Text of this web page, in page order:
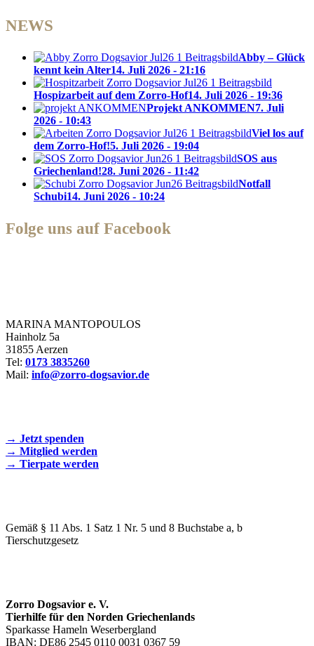
NEWS
Abby – Glück
kennt kein Alter14. Juli 2026 - 21:16
Hospizarbeit auf dem Zorro-Hof14. Juli 2026 - 19:36
Projekt ANKOMMEN7. Juli
2026 - 10:43
Viel los auf
dem Zorro-Hof!5. Juli 2026 - 19:04
SOS aus
Griechenland!28. Juni 2026 - 11:42
Notfall
Schubi14. Juni 2026 - 10:24
Folge uns auf Facebook
MARINA MANTOPOULOS
Hainholz 5a
31855 Aerzen
Tel: 0173 3835260
Mail: info@zorro-dogsavior.de
→ Jetzt spenden
→ Mitglied werden
→ Tierpate werden
Gemäß § 11 Abs. 1 Satz 1 Nr. 5 und 8 Buchstabe a, b
Tierschutzgesetz
Zorro Dogsavior e. V.
Tierhilfe für den Norden Griechenlands
Sparkasse Hameln Weserbergland
IBAN: DE86 2545 0110 0031 0367 59